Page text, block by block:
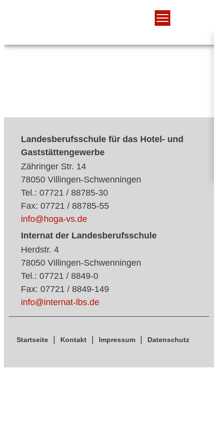
Landesberufsschule für das Hotel- und
Gaststättengewerbe
Zähringer Str. 14
78050 Villingen-Schwenningen
Tel.: 07721 / 88785-30
Fax: 07721 / 88785-55
info@hoga-vs.de
Internat der Landesberufsschule
Herdstr. 4
78050 Villingen-Schwenningen
Tel.: 07721 / 8849-0
Fax: 07721 / 8849-149
info@internat-lbs.de
Startseite Kontakt Impressum Datenschutz